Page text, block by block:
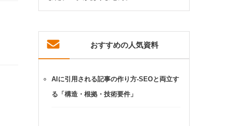
おすすめの人気資料
AIに引用される記事の作り方-SEOと両立す
る「構造・根拠・技術要件」